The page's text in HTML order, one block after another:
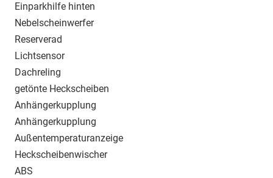
Einparkhilfe hinten
Nebelscheinwerfer
Reserverad
Lichtsensor
Dachreling
getönte Heckscheiben
Anhängerkupplung
Anhängerkupplung
Außentemperaturanzeige
Heckscheibenwischer
ABS